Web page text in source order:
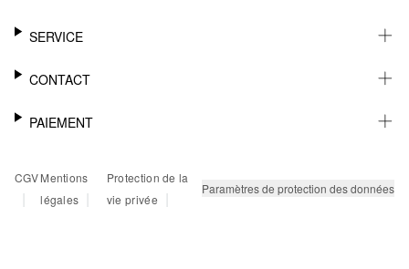
CARRIÈRE
SERVICE
NEWSLETTER
MÉMO
RETOURS
FAQ
CONTACT
AIDE
PAIEMENT
PAYPAL
CARTE BANCAIRE
CGV
|
Mentions
légales |
Protection de la
vie privée
| Paramètres de protection des données